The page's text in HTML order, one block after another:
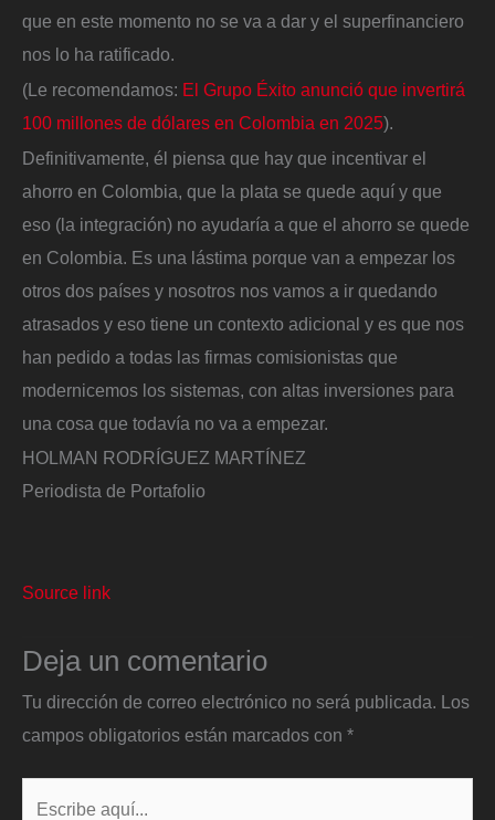
que en este momento no se va a dar y el superfinanciero
nos lo ha ratificado.
(Le recomendamos: El Grupo Éxito anunció que invertirá
100 millones de dólares en Colombia en 2025).
Definitivamente, él piensa que hay que incentivar el
ahorro en Colombia, que la plata se quede aquí y que
eso (la integración) no ayudaría a que el ahorro se quede
en Colombia. Es una lástima porque van a empezar los
otros dos países y nosotros nos vamos a ir quedando
atrasados y eso tiene un contexto adicional y es que nos
han pedido a todas las firmas comisionistas que
modernicemos los sistemas, con altas inversiones para
una cosa que todavía no va a empezar.
HOLMAN RODRÍGUEZ MARTÍNEZ
Periodista de Portafolio
Source link
Deja un comentario
Tu dirección de correo electrónico no será publicada. Los
campos obligatorios están marcados con *